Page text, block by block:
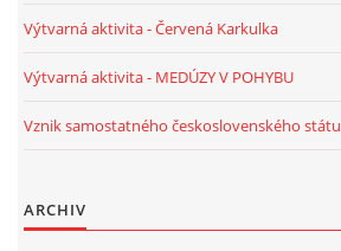
SVATÁ KATEŘINA 25.LISTOPADU
SVATÁ BARBORA 4.12.
Výtvarná aktivita - Červená Karkulka
Výtvarná aktivita - MEDÚZY V POHYBU
Vznik samostatného československého státu
ARCHIV